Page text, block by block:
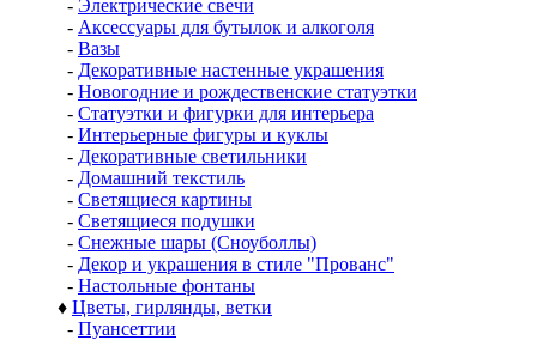
- Электрические свечи
- Аксессуары для бутылок и алкоголя
- Вазы
- Декоративные настенные украшения
- Новогодние и рождественские статуэтки
- Статуэтки и фигурки для интерьера
- Интерьерные фигуры и куклы
- Декоративные светильники
- Домашний текстиль
- Светящиеся картины
- Светящиеся подушки
- Снежные шары (Сноуболлы)
- Декор и украшения в стиле "Прованс"
- Настольные фонтаны
♦ Цветы, гирлянды, ветки
- Пуансеттии